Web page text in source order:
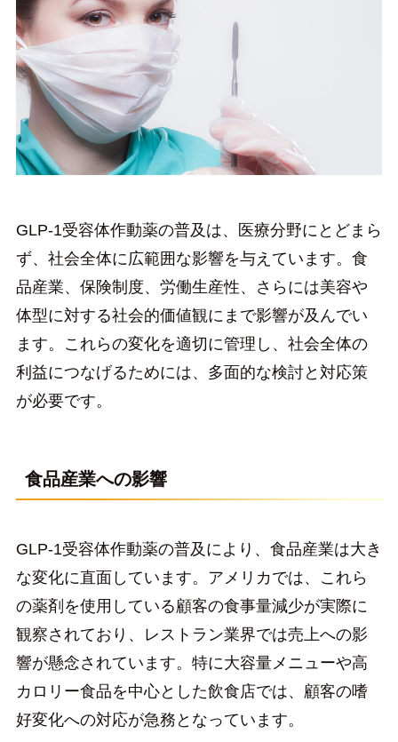
GLP-1受容体作動薬の普及は、医療分野にとどまら
ず、社会全体に広範囲な影響を与えています。食
品産業、保険制度、労働生産性、さらには美容や
体型に対する社会的価値観にまで影響が及んでい
ます。これらの変化を適切に管理し、社会全体の
利益につなげるためには、多面的な検討と対応策
が必要です。
食品産業への影響
GLP-1受容体作動薬の普及により、食品産業は大き
な変化に直面しています。アメリカでは、これら
の薬剤を使用している顧客の食事量減少が実際に
観察されており、レストラン業界では売上への影
響が懸念されています。特に大容量メニューや高
カロリー食品を中心とした飲食店では、顧客の嗜
好変化への対応が急務となっています。